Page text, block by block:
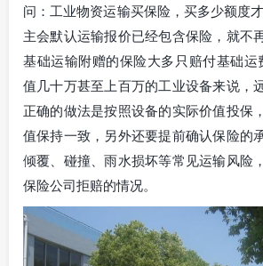
问：工业物资运输买保险，买多少额度
主会默认运输报价已经包含保险，就不
基础运输附赠的保险大多只赔付基础
值几十万甚至上百万的工业设备来说，
正确的做法是按照设备的实际价值投保
值保持一致，另外还要提前确认保险的
倾覆、碰撞、雨水损坏等常见运输风险
保险公司拒赔的情况。